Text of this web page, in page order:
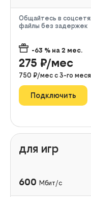
Общайтесь в
файлы без задержек
-63 % на 2 мес.
275 ₽/мес
750 ₽/мес с 3-го
Подключить
для игр
600 Мбит/с